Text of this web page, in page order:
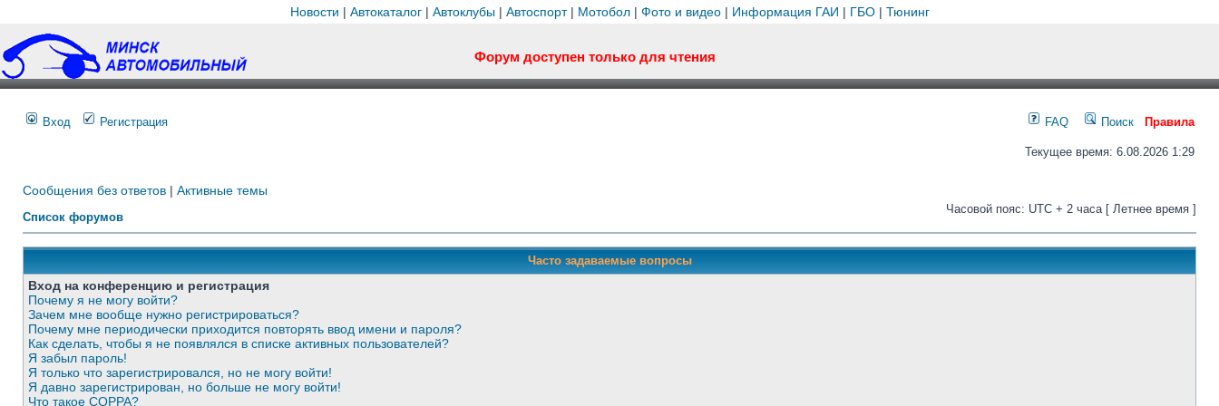
Новости | Автокаталог| Автоклубы| Автоспорт| Мотобол| Фото и видео| Информация ГАИ | ГБО| Тюнинг
Форум доступен только для чтения
Вход Регистрация FAQ Поиск Правила
Текущее время: 6.08.2026 1:29
Сообщения без ответов | Активные темы
Список форумов
Часовой пояс: UTC + 2 часа [ Летнее время ]
Часто задаваемые вопросы
Вход на конференцию и регистрация
Почему я не могу войти?
Зачем мне вообще нужно регистрироваться?
Почему мне периодически приходится повторять ввод имени и пароля?
Как сделать, чтобы я не появлялся в списке активных пользователей?
Я забыл пароль!
Я только что зарегистрировался, но не могу войти!
Я давно зарегистрирован, но больше не могу войти!
Что такое COPPA?